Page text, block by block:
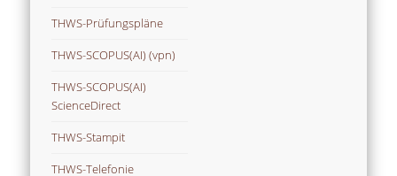
THWS-Prüfungspläne
THWS-SCOPUS(AI) (vpn)
THWS-SCOPUS(AI)
ScienceDirect
THWS-Stampit
THWS-Telefonie